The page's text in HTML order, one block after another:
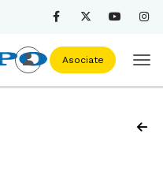
Asociate